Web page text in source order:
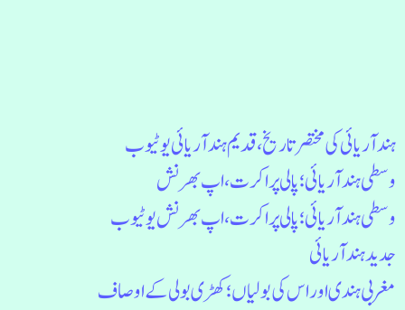
ہند آریائی کی مختصر تاریخ، قدیم ہند آریائی یوٹیوب
وسطی ہند آریائی ؛ پالی پراکرت، اپ بھرنش
وسطی ہند آریائی ؛ پالی پراکرت، اپ بھرنش یوٹیوب
جدید ہند آریائی
مغربی ہندی اور اس کی بولیاں؛ کھڑی بولی کے اوصاف